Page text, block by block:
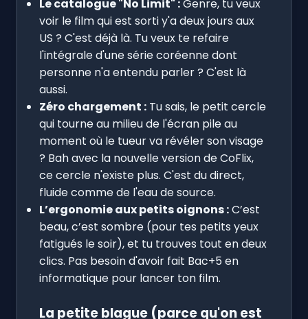
Le catalogue "No Limit" :Genre, tu veux
voir le film qui est sorti y'a deux jours aux
US ? C'est déjà là. Tu veux te refaire
l'intégrale d'une série coréenne dont
personne n'a entendu parler ? C'est là
aussi.
Zéro chargement : Tu sais, le petit cercle
qui tourne au milieu de l'écran pile au
moment où le tueur va révéler son visage
? Bah avec la nouvelle version de CoFlix,
ce cercle n'existe plus. C'est du direct,
fluide comme de l'eau de source.
L’ergonomie aux petits oignons :C’est
beau, c’est sombre (pour tes petits yeux
fatigués le soir), et tu trouves tout en deux
clics. Pas besoin d'avoir fait Bac+5 en
informatique pour lancer ton film.
La petite blague (parce qu'on est